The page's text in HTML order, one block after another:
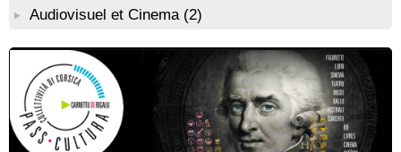
Conférence : "Pratiques magico-religieuses et rituels de
protection de la Corse agro-pastorale" animée par Jean-Jacques
Résidence de peinture et exposition de l’artiste Aponi : "Cœur
ouvert en citadelle" en partenariat avec la commune de Santa
Lucia di Tallà - Mediateca territuriale di Santa Lucia di Tallà
! EVENEMENT REPORTE ! Rencontre / dédicace avec
Gilles Antonioli autour de son ouvrage “Testa Mora - Les
Rivages du destin” - Afà / Prupià / Santa Lucia di Tallà
Audiovisuel et Cinema (2)